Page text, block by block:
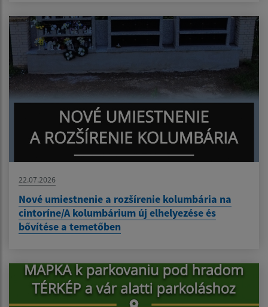
22.07.2026
Nové umiestnenie a rozšírenie kolumbária na
cintoríne/A kolumbárium új elhelyezése és
bővítése a temetőben